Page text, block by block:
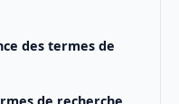
des termes de